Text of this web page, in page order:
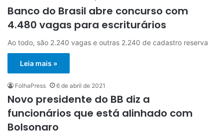
Banco do Brasil abre concurso com
4.480 vagas para escriturários
Ao todo, são 2.240 vagas e outras 2.240 de cadastro reserva
Leia mais »
FolhaPress 6 de abril de 2021
Novo presidente do BB diz a
funcionários que está alinhado com
Bolsonaro